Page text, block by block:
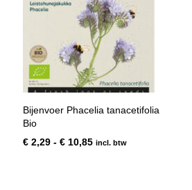
Bijenvoer Phacelia tanacetifolia
Bio
€ 2,29 - € 10,85Prijsklasse:
incl. btw